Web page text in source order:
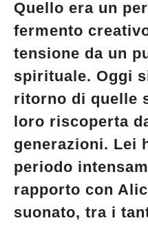
Quello era un
fermento
tensione da un
spirituale. Oggi
ritorno di quelle
loro riscoperta
generazioni. Lei
periodo
rapporto con
suonato, tra i